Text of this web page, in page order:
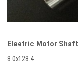
Eleetric Motor Shaft
8.0x128.4